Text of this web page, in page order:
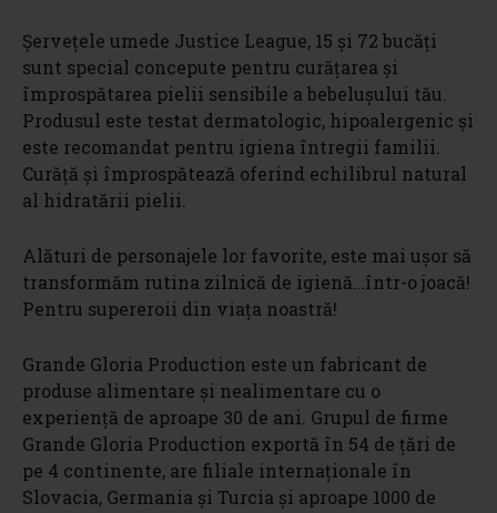
Șervețele umede Justice League, 15 și 72 bucăți
sunt special concepute pentru curățarea și
împrospătarea pielii sensibile a bebelușului tău.
Produsul este testat dermatologic, hipoalergenic și
este recomandat pentru igiena întregii familii.
Curăță și împrospătează oferind echilibrul natural
al hidratării pielii.
Alături de personajele lor favorite, este mai ușor să
transformăm rutina zilnică de igienă…într-o joacă!
Pentru supereroii din viața noastră!
Grande Gloria Production este un fabricant de
produse alimentare și nealimentare cu o
experiență de aproape 30 de ani. Grupul de firme
Grande Gloria Production exportă în 54 de țări de
pe 4 continente, are filiale internaționale în
Slovacia, Germania și Turcia și aproape 1000 de